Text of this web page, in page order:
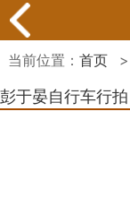
当前位置： 首页 >
彭于晏自行车行